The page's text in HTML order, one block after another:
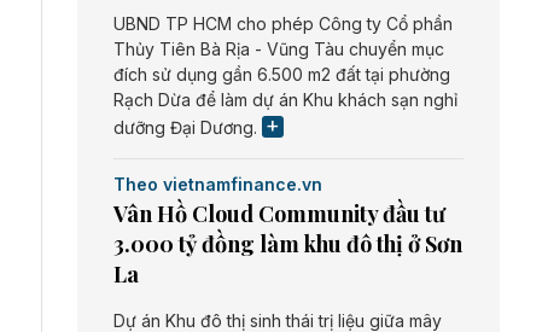
UBND TP HCM cho phép Công ty Cổ phần
Thủy Tiên Bà Rịa - Vũng Tàu chuyển mục
đích sử dụng gần 6.500 m2 đất tại phường
Rạch Dừa để làm dự án Khu khách sạn nghỉ
dưỡng Đại Dương.
Theo vietnamfinance.vn
Vân Hồ Cloud Community đầu tư
3.000 tỷ đồng làm khu đô thị ở Sơn
La
Dự án Khu đô thị sinh thái trị liệu giữa mây